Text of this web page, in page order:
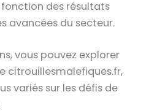
des résultats
avancées du secteur.
vous pouvez explorer
citrouillesmalefiques.fr,
variés sur les défis de